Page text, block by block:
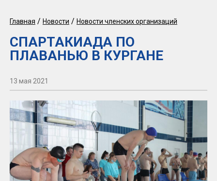
Главная / Новости / Новости членских организаций
СПАРТАКИАДА ПО
ПЛАВАНЬЮ В КУРГАНЕ
13 мая 2021